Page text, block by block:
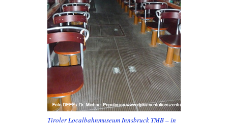
Tiroler Localbahnmuseum Innsbruck TMB – in